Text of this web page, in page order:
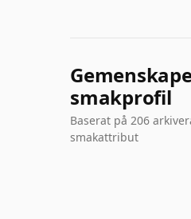
smakprofil
Baserat på 206
smakattribut